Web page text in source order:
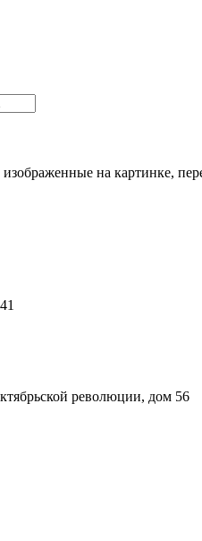
на картинке,
революции, дом 56